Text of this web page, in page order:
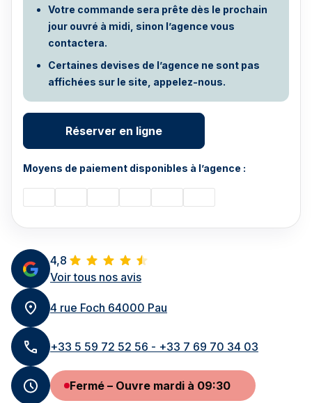
4,8
Voir tous nos avis
4 rue Foch 64000 Pau
+33 5 59 72 52 56 - +33 7 69 70 34 03
Fermé – Ouvre mardi à 09:30
Votre commande sera prête dès le prochain
jour ouvré à midi, sinon l’agence vous
contactera.
Certaines devises de l’agence ne sont pas
affichées sur le site, appelez-nous.
Réserver en ligne
Moyens de paiement disponibles à l’agence :